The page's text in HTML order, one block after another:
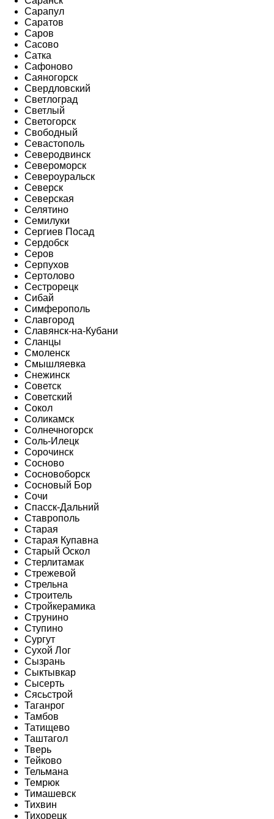
Сарапул
Саратов
Саров
Сасово
Сатка
Сафоново
Саяногорск
Свердловский
Светлоград
Светлый
Светогорск
Свободный
Севастополь
Северодвинск
Североморск
Североуральск
Северск
Северская
Селятино
Семилуки
Сергиев Посад
Сердобск
Серов
Серпухов
Сертолово
Сестрорецк
Сибай
Симферополь
Славгород
Славянск-на-Кубани
Сланцы
Смоленск
Смышляевка
Снежинск
Советск
Советский
Сокол
Соликамск
Солнечногорск
Соль-Илецк
Сорочинск
Сосново
Сосновоборск
Сосновый Бор
Сочи
Спасск-Дальний
Ставрополь
Старая
Старая Купавна
Старый Оскол
Стерлитамак
Стрежевой
Стрельна
Строитель
Стройкерамика
Струнино
Ступино
Сургут
Сухой Лог
Сызрань
Сыктывкар
Сысерть
Сясьстрой
Таганрог
Тамбов
Татищево
Таштагол
Тверь
Тейково
Тельмана
Темрюк
Тимашевск
Тихвин
Тихорецк